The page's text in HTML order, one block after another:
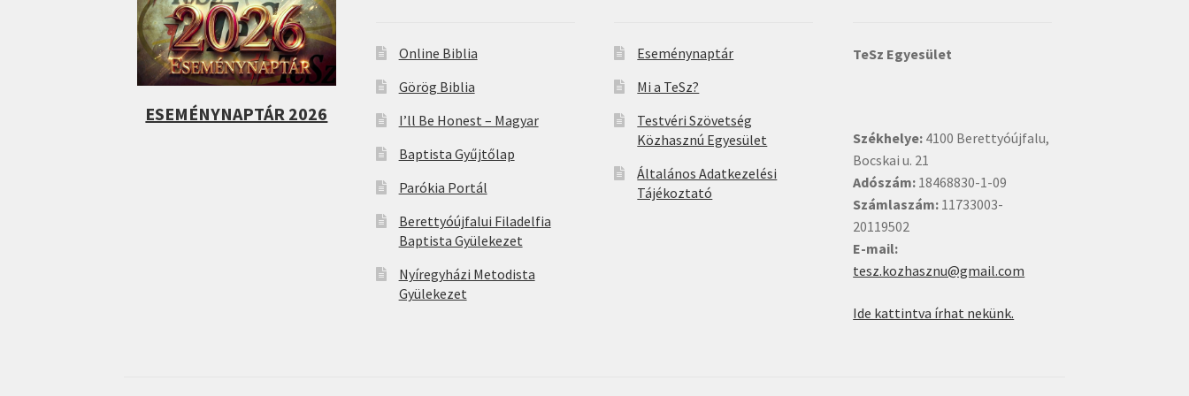
ESEMÉNYNAPTÁR 2026
Online Biblia
Görög Biblia
I’ll Be Honest – Magyar
Baptista Gyűjtőlap
Parókia Portál
Berettyóújfalui Filadelfia
Baptista Gyülekezet
Nyíregyházi Metodista
Gyülekezet
Eseménynaptár
Mi a TeSz?
Testvéri Szövetség
Közhasznú Egyesület
Általános Adatkezelési
Tájékoztató
TeSz Egyesület
Székhelye: 4100 Berettyóújfalu,
Bocskai u. 21
Adószám: 18468830-1-09
Számlaszám: 11733003-
20119502
E-mail:
tesz.kozhasznu@gmail.com
Ide kattintva írhat nekünk.